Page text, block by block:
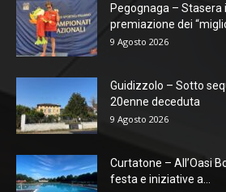
Pegognaga – Stasera
premiazione dei
9 Agosto 2026
Guidizzolo – Sotto
20enne deceduta
9 Agosto 2026
Curtatone – All’Oasi
festa e iniziative a...